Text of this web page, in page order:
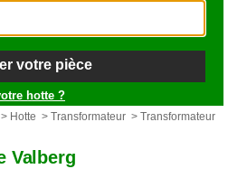
votre pièce
hotte ?
> Hotte > Transformateur > Transformateur
Valberg